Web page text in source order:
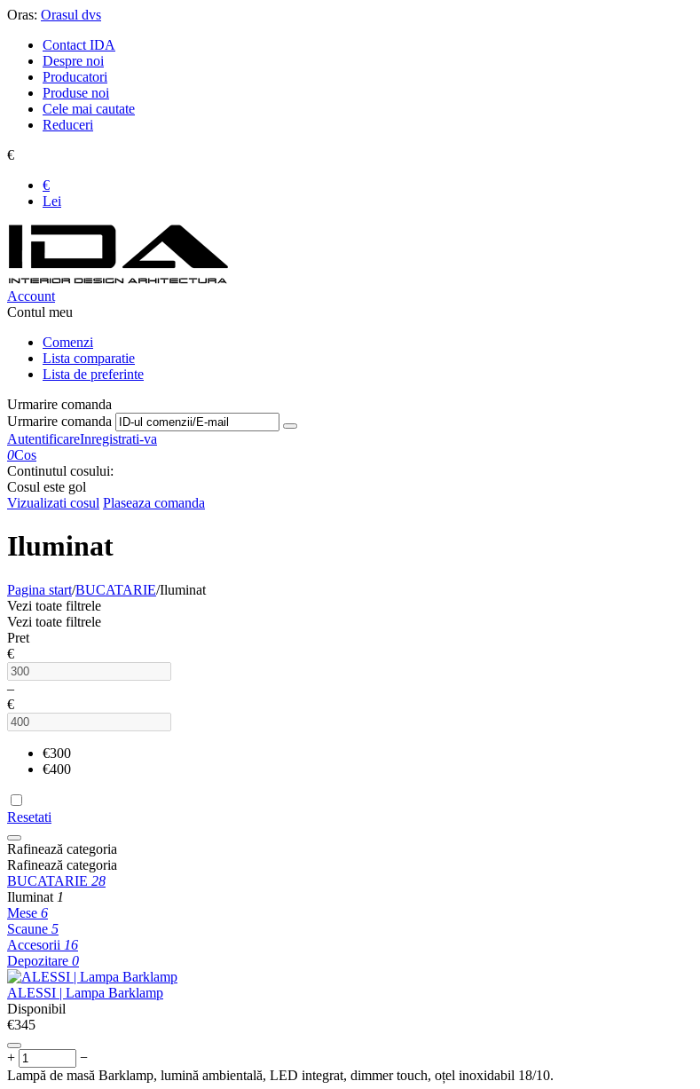
Oras: Orasul dvs
Contact IDA
Despre noi
Producatori
Produse noi
Cele mai cautate
Reduceri
€
€
Lei
Account
Contul meu
Comenzi
Lista comparatie
Lista de preferinte
Urmarire comanda
Urmarire comanda
AutentificareInregistrati-va
0Cos
Continutul cosului:
Cosul este gol
Vizualizati cosul Plaseaza comanda
Iluminat
Pagina start/BUCATARIE/Iluminat
Vezi toate filtrele
Vezi toate filtrele
Pret
€
–
€
€300
€400
Resetati
Rafinează categoria
Rafinează categoria
BUCATARIE 28
Iluminat 1
Mese 6
Scaune 5
Accesorii 16
Depozitare 0
ALESSI | Lampa Barklamp
Disponibil
€‍345‍
+
−
Lampă de masă Barklamp, lumină ambientală, LED integrat, dimmer touch, oțel inoxidabil 18/10.